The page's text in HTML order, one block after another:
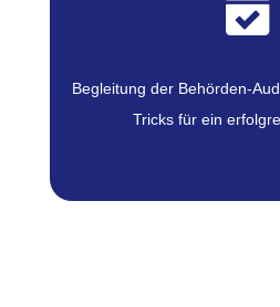

Begleitung der Behörden-
Tricks für ein